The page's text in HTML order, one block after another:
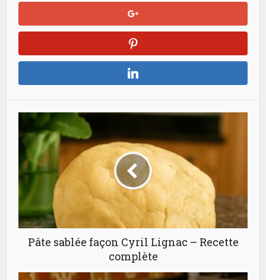
Pâte sablée façon Cyril Lignac – Recette
complète